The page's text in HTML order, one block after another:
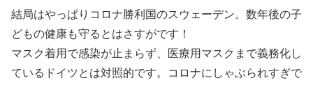
結局はやっぱりコロナ勝利国のスウェーデン。数年後の子
どもの健康も守るとはさすがです！
マスク着用で感染が止まらず、医療用マスクまで義務化し
ているドイツとは対照的です。コロナにしゃぶられすぎで